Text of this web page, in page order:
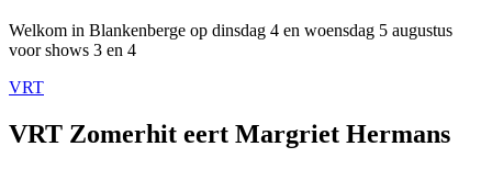
Welkom in Blankenberge op dinsdag 4 en woensdag 5 augustus
voor shows 3 en 4
VRT
VRT Zomerhit eert Margriet Hermans